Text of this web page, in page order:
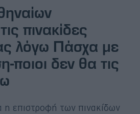
πινακίδες
λόγω Πάσχα με
ποιοι δεν θα τις
η επιστροφή των πινακίδων